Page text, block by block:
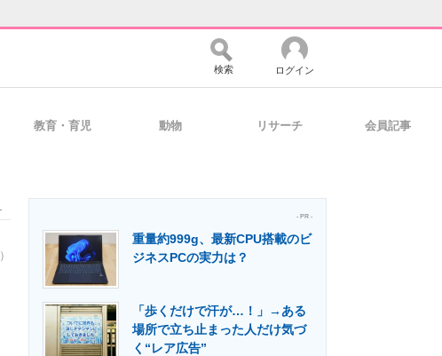
ーダーのコミュニティ マーケ×ITの今がよく分かる
のIT導入・活用を支援
検索 ログイン
教育・育児 動物 リサーチ 会員記事
- PR -
重量約999g、最新CPU搭載のビ
ジネスPCの実力は？
「歩くだけで汗が…！」→ある
場所で立ち止まった人だけ気づ
く“レア広告”